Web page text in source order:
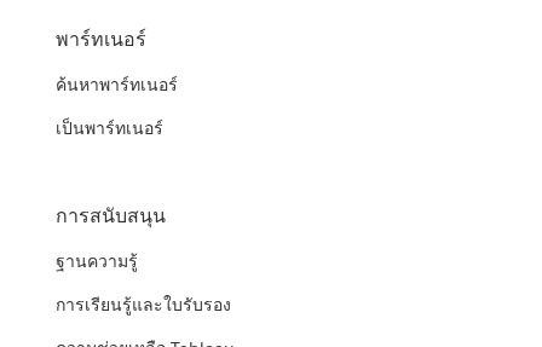
พาร์ทเนอร์
ค้นหาพาร์ทเนอร์
เป็นพาร์ทเนอร์
การสนับสนุน
ฐานความรู้
การเรียนรู้และใบรับรอง